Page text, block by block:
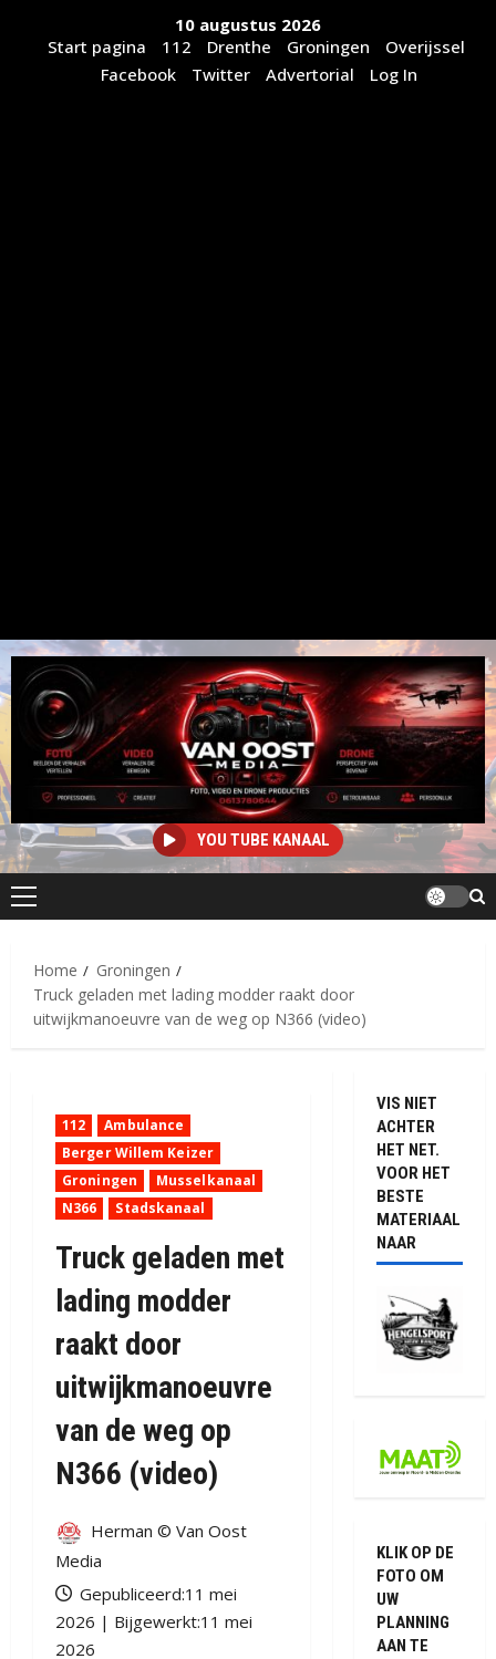
10 augustus 2026
Start pagina
112 Drenthe Groningen
Overijssel
Facebook
Twitter Advertorial Log In
YOU TUBE KANAAL
Primair
Home
Groningen
Truck geladen met lading modder raakt door
uitwijkmanoeuvre van de weg op N366 (video)
112
Ambulance
Berger Willem Keizer
Groningen
Musselkanaal
N366
Stadskanaal
Truck geladen met
lading modder
raakt door
uitwijkmanoeuvre
van de weg op
N366 (video)
Herman © Van Oost
Media
Gepubliceerd:11 mei
2026 | Bijgewerkt:11 mei
2026
VIS NIET
ACHTER
HET NET.
VOOR HET
BESTE
MATERIAAL
NAAR
KLIK OP DE
FOTO OM
UW
PLANNING
AAN TE